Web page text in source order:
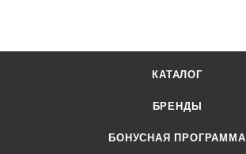
КАТАЛОГ
БРЕНДЫ
БОНУСНАЯ ПРОГРАММА